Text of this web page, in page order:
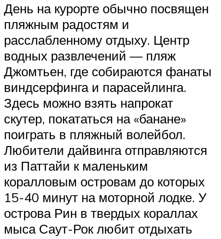
День на курорте обычно посвящен
пляжным радостям и
расслабленному отдыху. Центр
водных развлечений — пляж
Джомтьен, где собираются фанаты
виндсерфинга и парасейлинга.
Здесь можно взять напрокат
скутер, покататься на «банане»
поиграть в пляжный волейбол.
Любители дайвинга отправляются
из Паттайи к маленьким
коралловым островам до которых
15-40 минут на моторной лодке. У
острова Рин в твердых кораллах
мыса Саут-Рок любит отдыхать